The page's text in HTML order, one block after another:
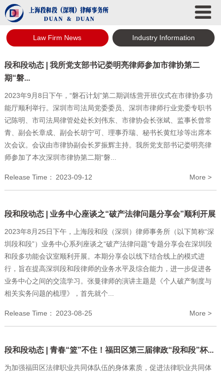
Law Firm News Industry Information
段和段动态 | 我所党支部书记娄明亮律师参加市律协第二
期“磐...
2023年9月8日下午，“磐石计划”第二期训练营开班仪式在市律协多功
能厅顺利举行。深圳市司法局党委委员、深圳市律师行业党委专职书
记陈明、市司法局律管处处长刘伟东、市律协会长张斌、监事长曾常
青、副会长章成、副会长胡宁可、理事乔瑞、秘书长黄红珍等出席本
次会议。会议由市律协副会长罗振辉主持。我所党支部书记娄明亮律
师参加了本次深圳市律协第二期“磐...
Release Time： 2023-09-12 More >
段和段动态 | 业务中心座谈之“破产法律问题分享会”顺利开展
2023年8月25日下午，上海段和段（深圳）律师事务所（以下简称“深
圳段和段”）业务中心系列座谈之“破产法律问题”专题分享会在深圳段
和段多功能会议室顺利开展。本期分享会以线下结合线上的模式进
行，旨在提高深圳段和段律师的业务水平及综合能力，进一步促进各
业务中心之间的交流学习。张曼律师的演讲主题是《个人破产制度与
相关实务问题的梳理》，首先就个...
Release Time： 2023-08-25 More >
段和段动态 | 青春“篮”不住！福田区第三届律政“段和段”杯...
为加强福田区法律职业共同体队伍的身体素质，促进法律职业共同体